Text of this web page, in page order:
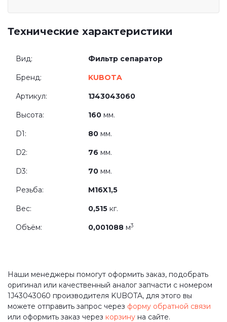
Технические характеристики
Вид: Фильтр сепаратор
Бренд: KUBOTA
Артикул: 1J43043060
Высота: 160 мм.
D1: 80 мм.
D2: 76 мм.
D3: 70 мм.
Резьба: M16X1,5
Вес: 0,515 кг.
Объём: 0,001088 м3
Наши менеджеры помогут оформить заказ, подобрать
оригинал или качественный аналог запчасти с номером
1J43043060 производителя KUBOTA, для этого вы
можете отправить запрос через форму обратной связи
или оформить заказ через корзину на сайте.